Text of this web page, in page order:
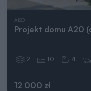
AI20
Projekt domu A20
12 000 zł
2 10 4